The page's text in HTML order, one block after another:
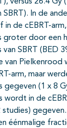
In de
de cEBRT-
groter door een
SBRT (BED
van Pielkenrood
arm, maar
gegeven (1 x 8
wordt in de
gegeven.
éénmalige